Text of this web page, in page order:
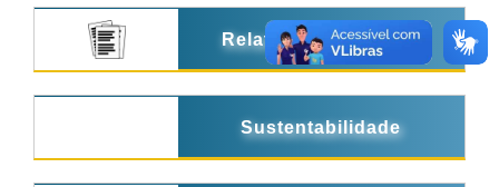
Relatórios de Gestão
Sustentabilidade